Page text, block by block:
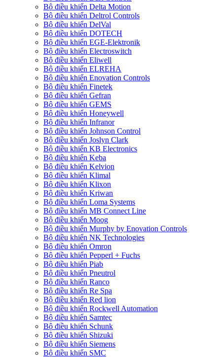
Bộ điều khiển Delta Motion
Bộ điều khiển Deltrol Controls
Bộ điều khiển DelVal
Bộ điều khiển DOTECH
Bộ điều khiển EGE-Elektronik
Bộ điều khiển Electroswitch
Bộ điều khiển Eliwell
Bộ điều khiển ELREHA
Bộ điều khiển Enovation Controls
Bộ điều khiển Finetek
Bộ điều khiển Gefran
Bộ điều khiển GEMS
Bộ điều khiển Honeywell
Bộ điều khiển Infranor
Bộ điều khiển Johnson Control
Bộ điều khiển Joslyn Clark
Bộ điều khiển KB Electronics
Bộ điều khiển Keba
Bộ điều khiển Kelvion
Bộ điều khiển Klimal
Bộ điều khiển Klixon
Bộ điều khiển Kriwan
Bộ điều khiển Loma Systems
Bộ điều khiển MB Connect Line
Bộ điều khiển Moog
Bộ điều khiển Murphy by Enovation Controls
Bộ điều khiển NK Technologies
Bộ điều khiển Omron
Bộ điều khiển Pepperl + Fuchs
Bộ điều khiển Piab
Bộ điều khiển Pneutrol
Bộ điều khiển Ranco
Bộ điều khiển Re Spa
Bộ điều khiển Red lion
Bộ điều khiển Rockwell Automation
Bộ điều khiển Samtec
Bộ điều khiển Schunk
Bộ điều khiển Shizuki
Bộ điều khiển Siemens
Bộ điều khiển SMC